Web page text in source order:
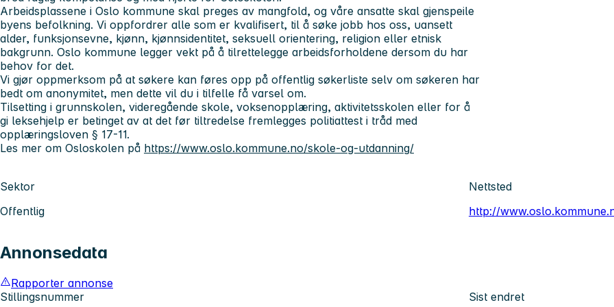
Arbeidsplassene i Oslo kommune skal preges av mangfold, og våre ansatte skal gjenspeile
byens befolkning. Vi oppfordrer alle som er kvalifisert, til å søke jobb hos oss, uansett
alder, funksjonsevne, kjønn, kjønnsidentitet, seksuell orientering, religion eller etnisk
bakgrunn. Oslo kommune legger vekt på å tilrettelegge arbeidsforholdene dersom du har
behov for det.
Vi gjør oppmerksom på at søkere kan føres opp på offentlig søkerliste selv om søkeren har
bedt om anonymitet, men dette vil du i tilfelle få varsel om.
Tilsetting i grunnskolen, videregående skole, voksenopplæring, aktivitetsskolen eller for å
gi leksehjelp er betinget av at det før tiltredelse fremlegges politiattest i tråd med
opplæringsloven § 17-11.
Les mer om Osloskolen på https://www.oslo.kommune.no/skole-og-utdanning/
Sektor
Offentlig
Nettsted
http://
Annonsedata
Rapporter annonse
Stillingsnummer
Sist endret